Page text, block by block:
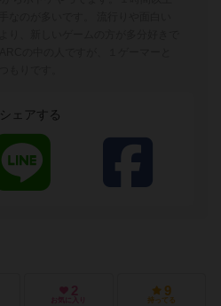
シェアする
2
お気に入り
9
持ってる